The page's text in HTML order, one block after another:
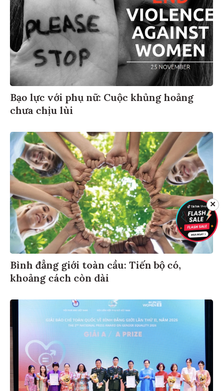
Bạo lực với phụ nữ: Cuộc khủng hoảng
chưa chịu lùi
Bình đẳng giới toàn cầu: Tiến bộ có,
khoảng cách còn dài
✕